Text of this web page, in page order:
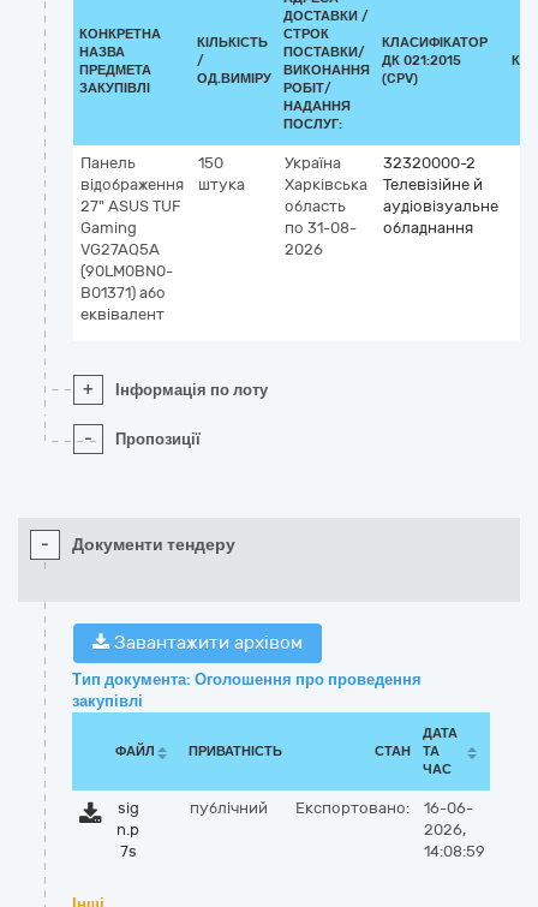
КОНКРЕТНА
НАЗВА
ПРЕДМЕТА
ЗАКУПІВЛІ
КІЛЬКІСТЬ
/
ОД.ВИМІРУ
ДОСТАВКИ /
СТРОК
ПОСТАВКИ/
ВИКОНАННЯ
РОБІТ/
НАДАННЯ
ПОСЛУГ:
КЛАСИФІКАТОР
ДК 021:2015
(CPV)
Панель
відображення
27" ASUS TUF
Gaming
VG27AQ5A
(90LM0BN0-
B01371) або
еквівалент
150
штука
Україна
Харківська
область
по 31-08-
2026
32320000-2
Телевізійне й
аудіовізуальне
обладнання
+ Інформація по лоту
- Пропозиції
- Документи тендеру
Завантажити архівом
Тип документа: Оголошення про проведення
закупівлі
ФАЙЛ ПРИВАТНІСТЬ СТАН
ДАТА
ТА
ЧАС
sig
n.p
7s
публічний Експортовано:
16-06-
2026,
14:08:59